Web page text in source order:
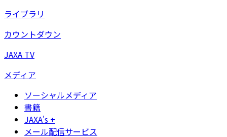
ライブラリ
カウントダウン
JAXA TV
メディア
ソーシャルメディア
書籍
JAXA's +
メール配信サービス